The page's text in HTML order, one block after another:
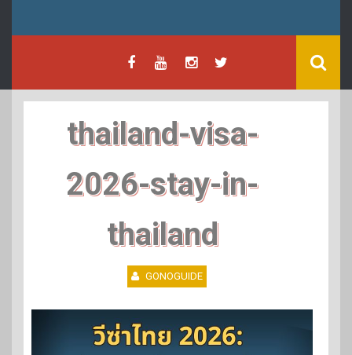
thailand-visa-
2026-stay-in-
thailand
GONOGUIDE